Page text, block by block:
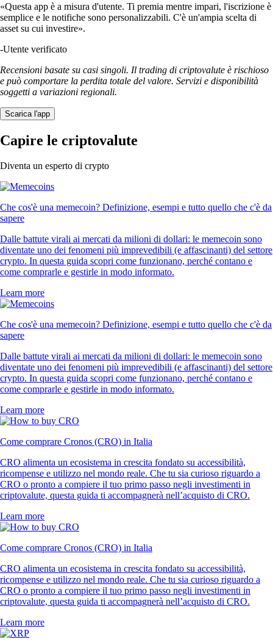
«Questa app è a misura d'utente. Ti premia mentre impari, l'iscrizione è
semplice e le notifiche sono personalizzabili. C'è un'ampia scelta di
asset su cui investire».
-Utente verificato
Recensioni basate su casi singoli. Il trading di criptovalute è rischioso
e può comportare la perdita totale del valore. Servizi e disponibilità
soggetti a variazioni regionali.
Scarica l'app
Capire le criptovalute
Diventa un esperto di crypto
Che cos'è una memecoin? Definizione, esempi e tutto quello che c'è da
sapere
Dalle battute virali ai mercati da milioni di dollari: le memecoin sono
diventate uno dei fenomeni più imprevedibili (e affascinanti) del settore
crypto. In questa guida scopri come funzionano, perché contano e
come comprarle e gestirle in modo informato.
Learn more
Che cos'è una memecoin? Definizione, esempi e tutto quello che c'è da
sapere
Dalle battute virali ai mercati da milioni di dollari: le memecoin sono
diventate uno dei fenomeni più imprevedibili (e affascinanti) del settore
crypto. In questa guida scopri come funzionano, perché contano e
come comprarle e gestirle in modo informato.
Learn more
Come comprare Cronos (CRO) in Italia
CRO alimenta un ecosistema in crescita fondato su accessibilità,
ricompense e utilizzo nel mondo reale. Che tu sia curioso riguardo a
CRO o pronto a compiere il tuo primo passo negli investimenti in
criptovalute, questa guida ti accompagnerà nell’acquisto di CRO.
Learn more
Come comprare Cronos (CRO) in Italia
CRO alimenta un ecosistema in crescita fondato su accessibilità,
ricompense e utilizzo nel mondo reale. Che tu sia curioso riguardo a
CRO o pronto a compiere il tuo primo passo negli investimenti in
criptovalute, questa guida ti accompagnerà nell’acquisto di CRO.
Learn more